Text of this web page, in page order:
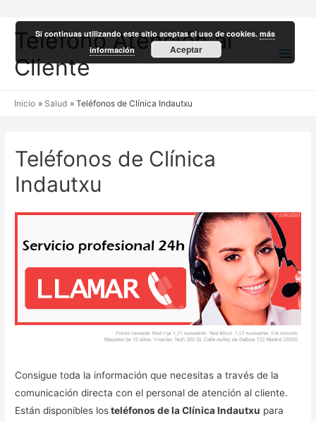
Teléfono Atención al
Cliente
Inicio Salud Teléfonos de Clínica Indautxu
Teléfonos de Clínica
Indautxu
Consigue toda la información que necesitas a través de la
comunicación directa con el personal de atención al cliente.
Están disponibles losteléfonos de la Clínica Indautxu para
Si continuas utilizando este sitio aceptas el uso de cookies.más
información
Aceptar